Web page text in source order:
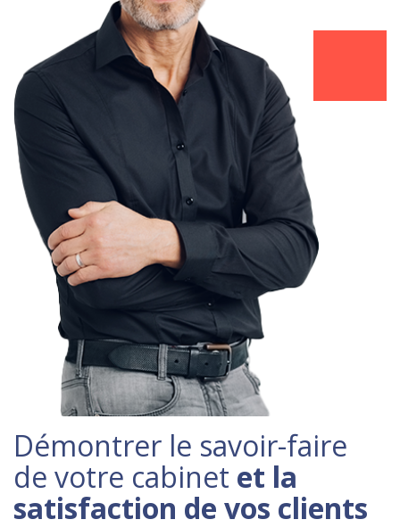
Démontrer le savoir-faire
de votre cabinet et la
satisfaction de vos clients